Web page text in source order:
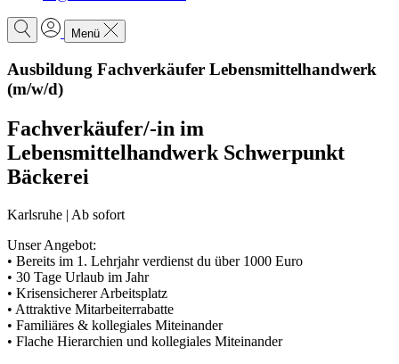
Menü
Ausbildung Fachverkäufer Lebensmittelhandwerk
(m/w/d)
Fachverkäufer/-in im
Lebensmittelhandwerk Schwerpunkt
Bäckerei
Karlsruhe | Ab sofort
Unser Angebot:
• Bereits im 1. Lehrjahr verdienst du über 1000 Euro
• 30 Tage Urlaub im Jahr
• Krisensicherer Arbeitsplatz
• Attraktive Mitarbeiterrabatte
• Familiäres & kollegiales Miteinander
• Flache Hierarchien und kollegiales Miteinander